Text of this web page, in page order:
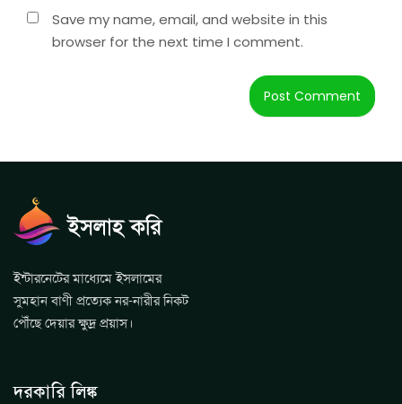
Save my name, email, and website in this
browser for the next time I comment.
ইন্টারনেটের মাধ্যেমে ইসলামের
সুমহান বাণী প্রত্যেক নর-নারীর নিকট
পৌঁছে দেয়ার ক্ষুদ্র প্রয়াস।
দরকারি লিঙ্ক